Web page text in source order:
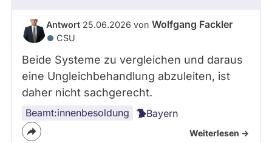
Antwort 25.06.2026 von Wolfgang Fackler
CSU
Beide Systeme zu vergleichen und daraus
eine Ungleichbehandlung abzuleiten, ist
daher nicht sachgerecht.
Beamt:innenbesoldung Bayern
Weiterlesen ->